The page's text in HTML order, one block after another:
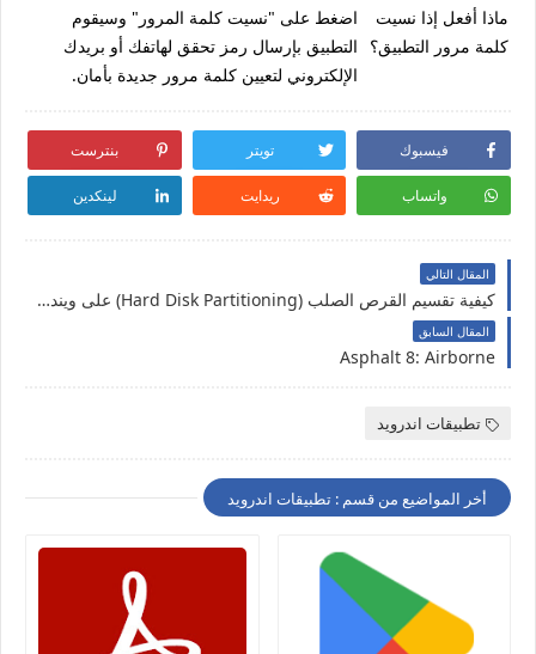
ماذا أفعل إذا نسيت
كلمة مرور التطبيق؟
اضغط على "نسيت كلمة المرور" وسيقوم
التطبيق بإرسال رمز تحقق لهاتفك أو بريدك
الإلكتروني لتعيين كلمة مرور جديدة بأمان.
فيسبوك تويتر بنترست
واتساب ريدايت لينكدين
المقال التالي
كيفية تقسيم القرص الصلب (Hard Disk Partitioning) على ويندوز 11 بدون برامج
المقال السابق
Asphalt 8: Airborne
تطبيقات اندرويد
أخر المواضيع من قسم : تطبيقات اندرويد